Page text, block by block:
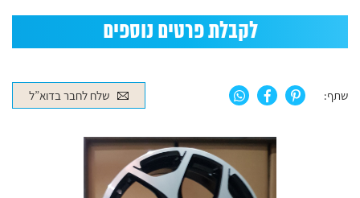
לקבלת פרטים נוספים
שתף: שלח לחבר בדוא”ל